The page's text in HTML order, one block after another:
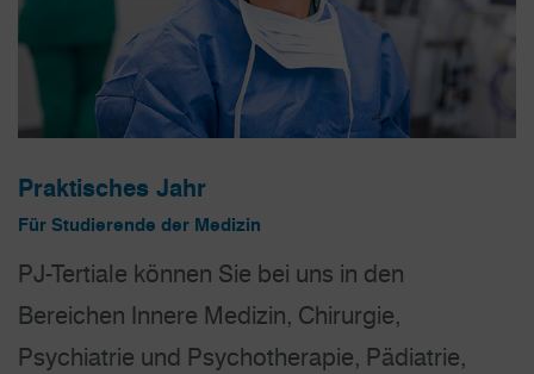
Praktisches Jahr
Für Studierende der Medizin
PJ-Tertiale können Sie bei uns in den
Bereichen Innere Medizin, Chirurgie,
Psychiatrie und Psycho­therapie, Pädiatrie,